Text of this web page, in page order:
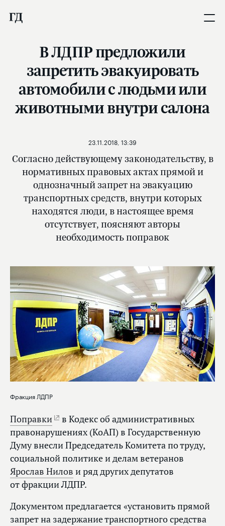
В ЛДПР предложили
запретить эвакуировать
автомобили с людьми или
животными внутри салона
Согласно действующему законодательству, в
нормативных правовых актах прямой и
однозначный запрет на эвакуацию
транспортных средств, внутри которых
находятся люди, в настоящее время
отсутствует, поясняют авторы
необходимость поправок
23.11.2018, 13:39
Фракция ЛДПР
Поправки
в Кодекс об административных
правонарушениях (КоАП) в Государственную
Думу внесли Председатель Комитета по труду,
социальной политике и делам ветеранов
Ярослав Нилов и ряд других депутатов
от фракции ЛДПР.
Документом предлагается «установить прямой
запрет на задержание транспортного средства